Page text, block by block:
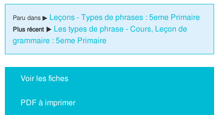
Paru dans ▶ Leçons - Types de phrases : 5eme Primaire
Plus récent ▶ Les types de phrase - Cours, Leçon de
grammaire : 5eme Primaire
Voir les fiches
PDF à imprimer